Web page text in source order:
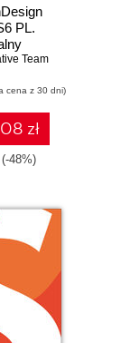
PL.
Team
cena z 30 dni)
zł
(-48%)